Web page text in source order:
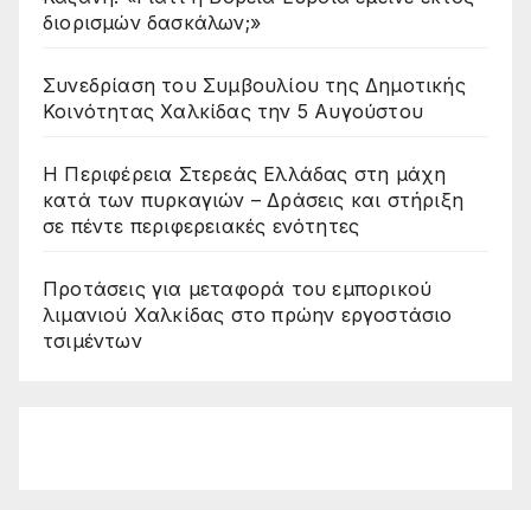
διορισμών δασκάλων;»
Συνεδρίαση του Συμβουλίου της Δημοτικής
Κοινότητας Χαλκίδας την 5 Αυγούστου
Η Περιφέρεια Στερεάς Ελλάδας στη μάχη
κατά των πυρκαγιών – Δράσεις και στήριξη
σε πέντε περιφερειακές ενότητες
Προτάσεις για μεταφορά του εμπορικού
λιμανιού Χαλκίδας στο πρώην εργοστάσιο
τσιμέντων